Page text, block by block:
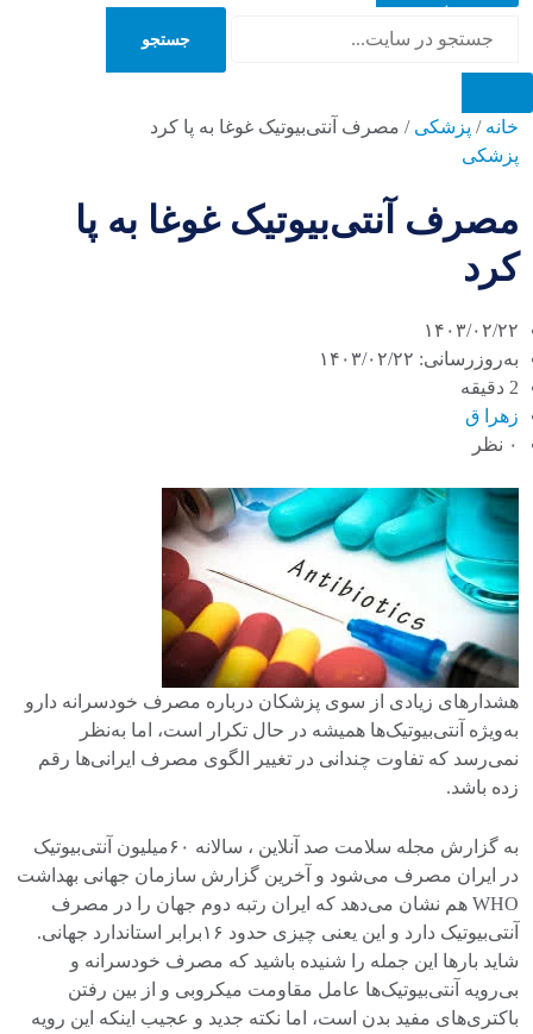
جستجو
خانه / پزشکی / مصرف آنتی‌بیوتیک غوغا به پا کرد
پزشکی
مصرف آنتی‌بیوتیک غوغا به پا
کرد
۱۴۰۳/۰۲/۲۲
به‌روزرسانی: ۱۴۰۳/۰۲/۲۲
2 دقیقه
زهرا ق
۰ نظر
هشدارهای زیادی از سوی پزشکان درباره مصرف خودسرانه دارو
به‌ویژه آنتی‌بیوتیک‌ها همیشه در حال تکرار است، اما به‌نظر
نمی‌رسد که تفاوت چندانی در تغییر الگوی مصرف ایرانی‌ها رقم
زده باشد.
به گزارش مجله سلامت صد آنلاین ، سالانه ۶۰میلیون آنتی‌بیوتیک
در ایران مصرف می‌شود و آخرین گزارش سازمان جهانی بهداشت
WHO هم نشان می‌دهد که ایران رتبه دوم جهان را در مصرف
آنتی‌بیوتیک دارد و این یعنی چیزی حدود ۱۶برابر استاندارد جهانی.
شاید بارها این جمله را شنیده باشید که مصرف خودسرانه و
بی‌رویه آنتی‌بیوتیک‌ها عامل مقاومت میکروبی و از بین رفتن
باکتری‌های مفید بدن است، اما نکته جدید و عجیب اینکه این رویه